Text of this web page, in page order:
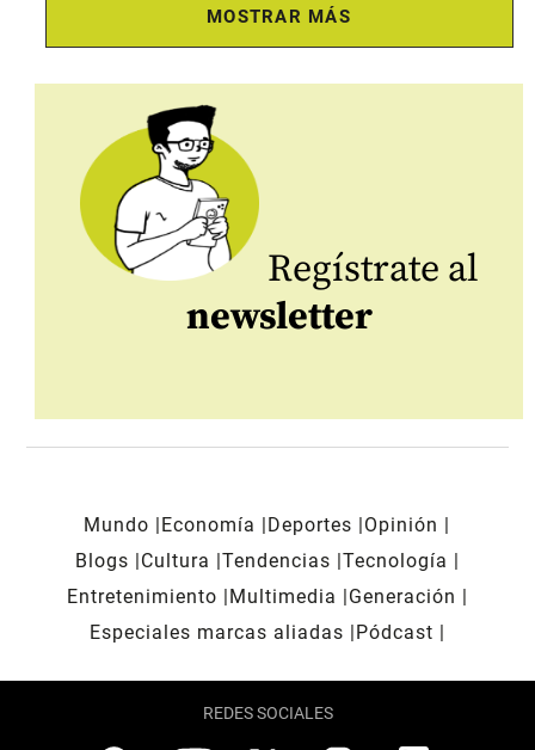
MOSTRAR MÁS
Regístrate al
newsletter
Mundo Economía Deportes
Opinión
Blogs
Cultura Tendencias Tecnología
Entretenimiento
Multimedia
Generación
Especiales marcas aliadas
Pódcast
REDES SOCIALES